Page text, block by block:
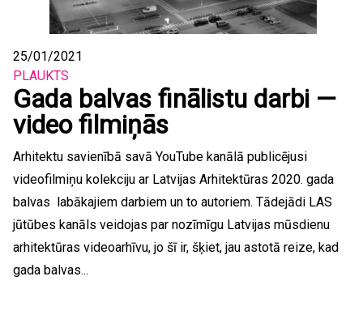
25/01/2021
PLAUKTS
Gada balvas finālistu darbi —
video filmiņās
Arhitektu savienībā savā YouTube kanālā publicējusi
videofilmiņu kolekciju ar Latvijas Arhitektūras 2020. gada
balvas labākajiem darbiem un to autoriem. Tādejādi LAS
jūtūbes kanāls veidojas par nozīmīgu Latvijas mūsdienu
arhitektūras videoarhīvu, jo šī ir, šķiet, jau astotā reize, kad
gada balvas...